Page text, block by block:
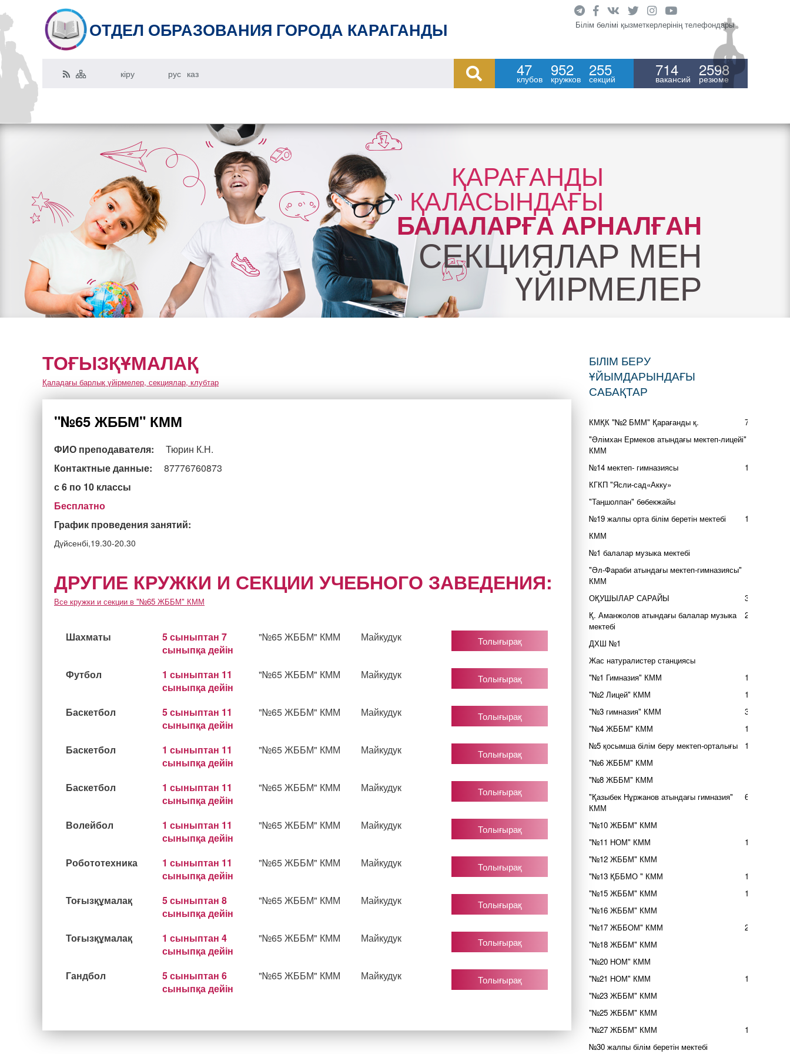
ОТДЕЛ ОБРАЗОВАНИЯ ГОРОДА КАРАГАНДЫ Білім бөлімі қызметкерлерінің телефондары
кіру рус каз 47
клубов 952
кружков 255
секций 714
вакансий 2598
резюме
ҚАРАҒАНДЫ
ҚАЛАСЫНДАҒЫ
БАЛАЛАРҒА АРНАЛҒАН
СЕКЦИЯЛАР МЕН
ҮЙІРМЕЛЕР
ТОҒЫЗҚҰМАЛАҚ
Қаладағы барлық үйірмелер, секциялар, клубтар
"№65 ЖББМ" КММ
ФИО преподавателя:
Тюрин К.Н.
Контактные данные:
87776760873
с 6 по 10 классы
Бесплатно
График проведения занятий:
Дүйсенбі,19.30-20.30
ДРУГИЕ КРУЖКИ И СЕКЦИИ УЧЕБНОГО ЗАВЕДЕНИЯ:
Все кружки и секции в "№65 ЖББМ" КММ
Шахматы
5 сыныптан 7
сыныпқа дейін
"№65 ЖББМ" КММ Майкудук Толығырақ
Футбол
1 сыныптан 11
сыныпқа дейін
"№65 ЖББМ" КММ Майкудук Толығырақ
Баскетбол
5 сыныптан 11
сыныпқа дейін
"№65 ЖББМ" КММ Майкудук Толығырақ
Баскетбол
1 сыныптан 11
сыныпқа дейін
"№65 ЖББМ" КММ Майкудук Толығырақ
Баскетбол
1 сыныптан 11
сыныпқа дейін
"№65 ЖББМ" КММ Майкудук Толығырақ
Волейбол
1 сыныптан 11
сыныпқа дейін
"№65 ЖББМ" КММ Майкудук Толығырақ
Робототехника
1 сыныптан 11
сыныпқа дейін
"№65 ЖББМ" КММ Майкудук Толығырақ
Тоғызқұмалақ
5 сыныптан 8
сыныпқа дейін
"№65 ЖББМ" КММ Майкудук Толығырақ
Тоғызқұмалақ
1 сыныптан 4
сыныпқа дейін
"№65 ЖББМ" КММ Майкудук Толығырақ
Гандбол
5 сыныптан 6
сыныпқа дейін
"№65 ЖББМ" КММ Майкудук Толығырақ
БІЛІМ БЕРУ
ҰЙЫМДАРЫНДАҒЫ
САБАҚТАР
КМҚК "№2 БММ" Қарағанды қ.
72
"Әлімхан Ермеков атындағы мектеп-лицейі"
КММ
№14 мектеп- гимназиясы
17
КГКП "Ясли-сад«Акку»
"Таңшолпан" бөбекжайы
№19 жалпы орта білім беретін мектебі
14
КММ
№1 балалар музыка мектебі
"Әл-Фараби атындағы мектеп-гимназиясы"
КММ
ОҚУШЫЛАР САРАЙЫ
35
Қ. Аманжолов атындағы балалар музыка
мектебі
24
ДХШ №1
Жас натуралистер станциясы
"№1 Гимназия" КММ
12
"№2 Лицей" КММ
13
"№3 гимназия" КММ
35
"№4 ЖББМ" КММ
14
№5 қосымша білім беру мектеп-орталығы
14
"№6 ЖББМ" КММ
"№8 ЖББМ" КММ
"Қазыбек Нұржанов атындағы гимназия"
КММ
63
"№10 ЖББМ" КММ
"№11 НОМ" КММ
18
"№12 ЖББМ" КММ
"№13 ҚББМО " КММ
14
"№15 ЖББМ" КММ
10
"№16 ЖББМ" КММ
"№17 ЖББОМ" КММ
22
"№18 ЖББМ" КММ
"№20 НОМ" КММ
"№21 НОМ" КММ
14
"№23 ЖББМ" КММ
"№25 ЖББМ" КММ
"№27 ЖББМ" КММ
10
№30 жалпы білім беретін мектебі